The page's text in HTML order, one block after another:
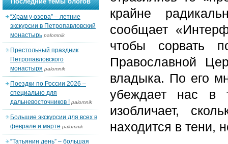
крайне
сообщает
чтобы сорвать
Православной
владыка. По его
убеждает нас в
изобличает,
находится в тени,
“Храм у озера” – летние
экскурсии в Петропавловский
монастырь palomnik
Престольный праздник
Петропавловского
монастыря palomnik
Поездки по России 2026 –
специально для
дальневосточников ! palomnik
Большие экскурсии для всех в
феврале и марте palomnik
“Татьянин день” – большая